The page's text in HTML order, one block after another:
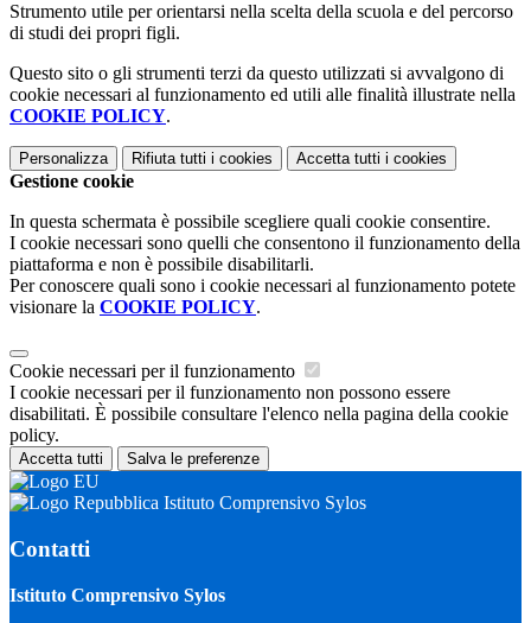
Strumento utile per orientarsi nella scelta della scuola e del percorso
di studi dei propri figli.
Questo sito o gli strumenti terzi da questo utilizzati si avvalgono di
cookie necessari al funzionamento ed utili alle finalità illustrate nella
COOKIE POLICY.
Personalizza Rifiuta tutti i cookies Accetta tutti i cookies
Gestione cookie
In questa schermata è possibile scegliere quali cookie consentire.
I cookie necessari sono quelli che consentono il funzionamento della
piattaforma e non è possibile disabilitarli.
Per conoscere quali sono i cookie necessari al funzionamento potete
visionare la COOKIE POLICY.
Cookie necessari per il funzionamento
I cookie necessari per il funzionamento non possono essere
disabilitati. È possibile consultare l'elenco nella pagina della cookie
policy.
Accetta tutti Salva le preferenze
Istituto Comprensivo Sylos
Contatti
Istituto Comprensivo Sylos